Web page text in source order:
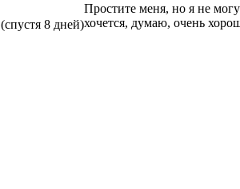
(спустя 8 дней)
Простите меня, но я не
хочется, думаю, очень